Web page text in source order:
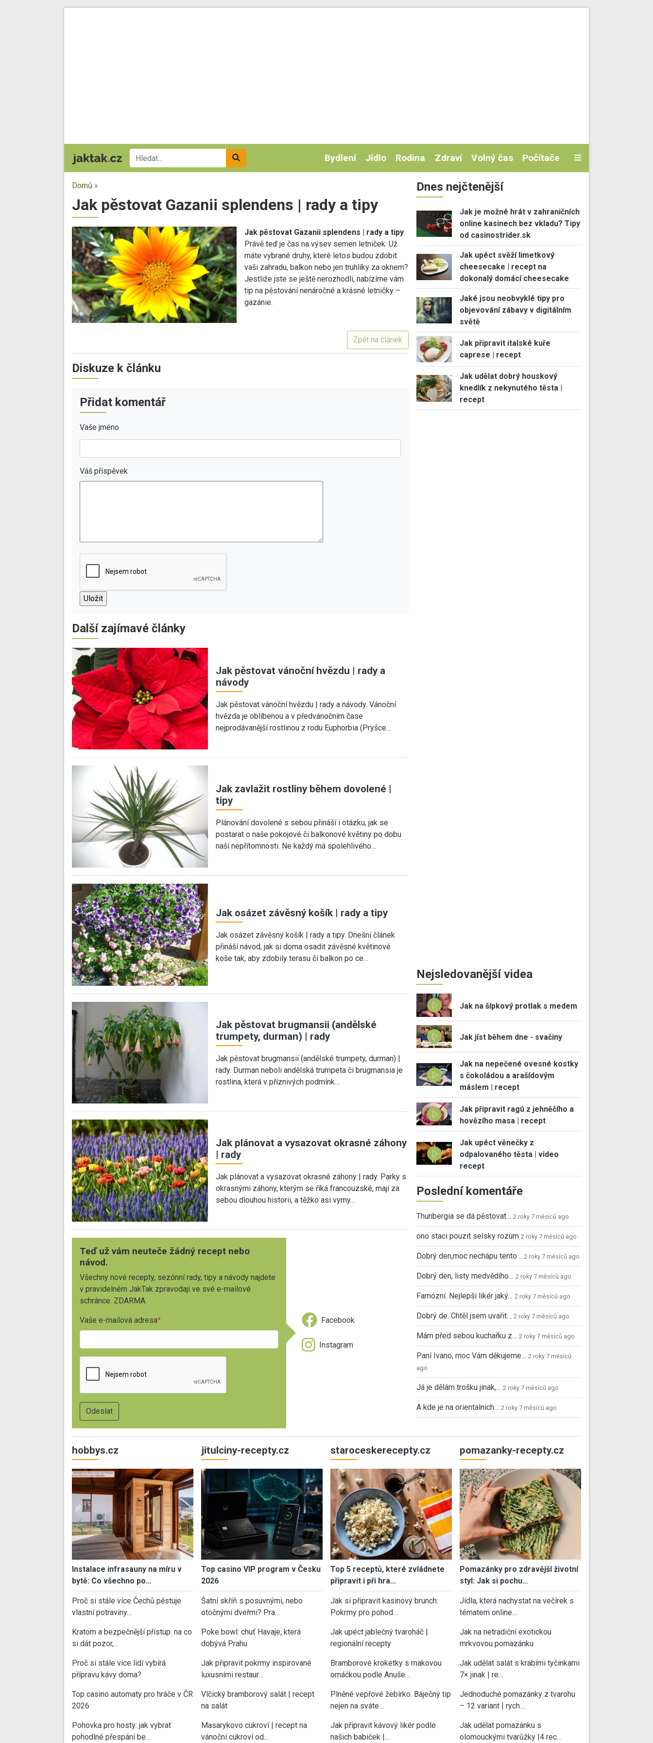
Bydlení Jídlo Rodina Zdraví Volný čas Počítače
Domů »
Jak pěstovat Gazanii splendens | rady a tipy
Jak pěstovat Gazanii splendens | rady a tipy.
Právě teď je čas na výsev semen letniček. Už
máte vybrané druhy, které letos budou zdobit
vaši zahradu, balkon nebo jen truhlíky za oknem?
Jestliže jste se ještě nerozhodli, nabízíme vám
tip na pěstování nenáročné a krásné letničky –
gazánie.
Zpět na článek
Diskuze k článku
Přidat komentář
Vaše jméno
Váš příspěvek
Další zajímavé články
Jak pěstovat vánoční hvězdu | rady a
návody
Jak pěstovat vánoční hvězdu | rady a návody. Vánoční
hvězda je oblíbenou a v předvánočním čase
nejprodávanější rostlinou z rodu Euphorbia (Pryšce…
Jak zavlažit rostliny během dovolené |
tipy
Plánování dovolené s sebou přináší i otázku, jak se
postarat o naše pokojové či balkonové květiny po dobu
naší nepřítomnosti. Ne každý má spolehlivého…
Jak osázet závěsný košík | rady a tipy
Jak osázet závěsný košík | rady a tipy. Dnešní článek
přináší návod, jak si doma osadit závěsné květinové
koše tak, aby zdobily terasu či balkon po ce…
Jak pěstovat brugmansii (andělské
trumpety, durman) | rady
Jak pěstovat brugmansii (andělské trumpety, durman) |
rady. Durman neboli andělská trumpeta či brugmansia je
rostlina, která v příznivých podmínk…
Jak plánovat a vysazovat okrasné záhony
| rady
Jak plánovat a vysazovat okrasné záhony | rady. Parky s
okrasnými záhony, kterým se říká francouzské, mají za
sebou dlouhou historii, a těžko asi vymy…
Teď už vám neuteče žádný recept nebo
návod.
Všechny nové recepty, sezónní rady, tipy a návody najdete
v pravidelném JakTak zpravodaji ve své e-mailové
schránce. ZDARMA.
Vaše e-mailová adresa Facebook
Instagram
Dnes nejčtenější
Jak je možné hrát v zahraničních
online kasinech bez vkladu? Tipy
od casinostrider.sk
Jak upéct svěží limetkový
cheesecake | recept na
dokonalý domácí cheesecake
Jaké jsou neobvyklé tipy pro
objevování zábavy v digitálním
světě
Jak připravit italské kuře
caprese | recept
Jak udělat dobrý houskový
knedlík z nekynutého těsta |
recept
Nejsledovanější videa
Jak na šípkový protlak s medem
Jak jíst během dne - svačiny
Jak na nepečené ovesné kostky
s čokoládou a arašídovým
máslem | recept
Jak připravit ragú z jehněčího a
hovězího masa | recept
Jak upéct věnečky z
odpalovaného těsta | video
recept
Poslední komentáře
Thunbergia se dá pěstovat… 2 roky 7 měsíců ago
ono staci pouzit selsky rozum 2 roky 7 měsíců ago
Dobrý den,moc nechápu tento… 2 roky 7 měsíců ago
Dobrý den, listy medvědího… 2 roky 7 měsíců ago
Famózní. Nejlepší likér jaký… 2 roky 7 měsíců ago
Dobrý de. Chtěl jsem uvařit… 2 roky 7 měsíců ago
Mám před sebou kuchařku z… 2 roky 7 měsíců ago
Paní Ivano, moc Vám děkujeme… 2 roky 7 měsíců
ago
Já je dělám trošku jinak,… 2 roky 7 měsíců ago
A kde je na orientalnich… 2 roky 7 měsíců ago
hobbys.cz
Instalace infrasauny na míru v
bytě: Co všechno po…
Proč si stále více Čechů pěstuje
vlastní potraviny…
Kratom a bezpečnější přístup: na co
si dát pozor,…
Proč si stále více lidí vybírá
přípravu kávy doma?
Top casino automaty pro hráče v ČR
2026
Pohovka pro hosty: jak vybrat
pohodlné přespání be…
jitulciny-recepty.cz
Top casino VIP program v Česku
2026
Šatní skříň s posuvnými, nebo
otočnými dveřmi? Pra…
Poke bowl: chuť Havaje, která
dobývá Prahu
Jak připravit pokrmy inspirované
luxusními restaur…
Vlčický bramborový salát | recept
na salát
Masarykovo cukroví | recept na
vánoční cukroví od…
staroceskerecepty.cz
Top 5 receptů, které zvládnete
připravit i při hra…
Jak si připravit kasinový brunch:
Pokrmy pro pohod…
Jak upéct jablečný tvaroháč |
regionální recepty
Bramborové kroketky s makovou
omáčkou podle Anuše…
Plněné vepřové žebírko: Báječný tip
nejen na sváte…
Jak připravit kávový likér podle
našich babiček |…
pomazanky-recepty.cz
Pomazánky pro zdravější životní
styl: Jak si pochu…
Jídla, která nachystat na večírek s
tématem online…
Jak na netradiční exotickou
mrkvovou pomazánku
Jak udělat salát s krabími tyčinkami
7× jinak | re…
Jednoduché pomazánky z tvarohu
– 12 variant | rych…
Jak udělat pomazánku s
olomouckými tvarůžky |4 rec…